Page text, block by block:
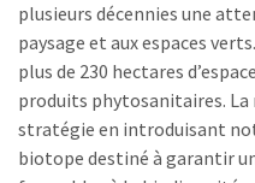
plusieurs décennies une
paysage et aux espaces
plus de 230 hectares
produits phytosanitaires.
stratégie en introduisant
biotope destiné à garantir